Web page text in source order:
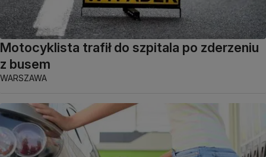
Motocyklista trafił do szpitala po zderzeniu
z busem
WARSZAWA